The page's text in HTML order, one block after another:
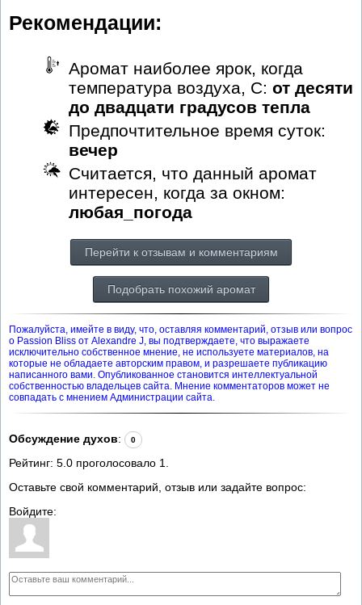
Рекомендации:
Аромат наиболее ярок, когда
температура воздуха, С: от десяти
до двадцати градусов тепла
Предпочтительное время суток:
вечер
Считается, что данный аромат
интересен, когда за окном:
любая_погода
Перейти к отзывам и комментариям
Подобрать похожий аромат
Пожалуйста, имейте в виду, что, оставляя комментарий, отзыв или вопрос
о Passion Bliss от Alexandre J, вы подтверждаете, что выражаете
исключительно собственное мнение, не используете материалов, на
которые не обладаете авторским правом, и разрешаете публикацию
написанного вами. Опубликованное становится интеллектуальной
собственностью владельцев сайта. Мнение комментаторов может не
совпадать с мнением Администрации сайта.
Обсуждение духов: 0
Рейтинг: 5.0 проголосовало 1
Оставьте свой комментарий, отзыв или задайте вопрос:
Войдите: